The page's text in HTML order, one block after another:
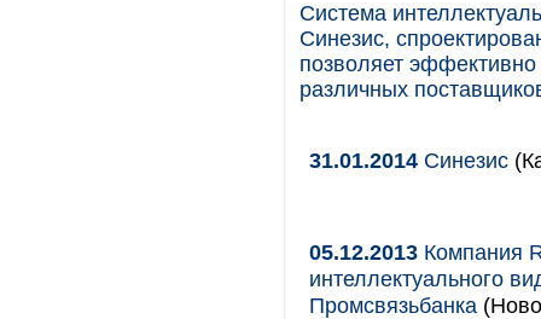
Система
Синезис,
позволяет
различных
31.01.2014 Синезис
05.12.2013 Компания
интеллектуального
Промсвязьбанка